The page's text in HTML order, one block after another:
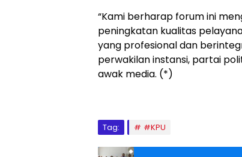
“Kami berharap forum ini
peningkatan kualitas
yang profesional dan
perwakilan instansi, partai
awak media. (*)
Tag: #KPU